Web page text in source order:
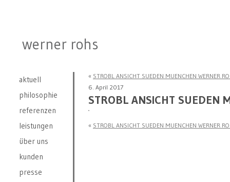
werner rohs
aktuell
philosophie
referenzen
leistungen
über uns
kunden
presse
« STROBL ANSICHT SUEDEN MUENCHEN WERNER
6. April 2017
STROBL ANSICHT SUEDEN
« STROBL ANSICHT SUEDEN MUENCHEN WERNER